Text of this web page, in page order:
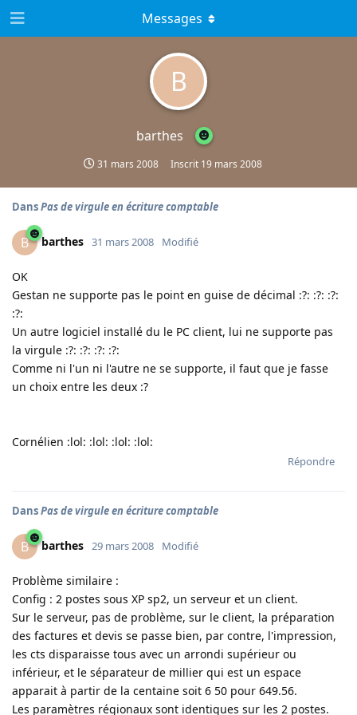
B
barthes
31 mars 2008 Inscrit 19 mars 2008
Messages
DansPas de virgule en écriture comptable
B barthes 31 mars 2008 Modifié
OK
Gestan ne supporte pas le point en guise de décimal :?: :?: :?:
:?:
Un autre logiciel installé du le PC client, lui ne supporte pas
la virgule :?: :?: :?: :?:
Comme ni l'un ni l'autre ne se supporte, il faut que je fasse
un choix entre les deux :?
Cornélien :lol: :lol: :lol: :lol:
Répondre
DansPas de virgule en écriture comptable
B barthes 29 mars 2008 Modifié
Problème similaire :
Config : 2 postes sous XP sp2, un serveur et un client.
Sur le serveur, pas de problème, sur le client, la préparation
des factures et devis se passe bien, par contre, l'impression,
les cts disparaisse tous avec un arrondi supérieur ou
inférieur, et le séparateur de millier qui est un espace
apparait à partir de la centaine soit 6 50 pour 649.56.
Les paramètres régionaux sont identiques sur les 2 postes.